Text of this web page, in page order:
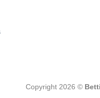
Copyright 2026 ©